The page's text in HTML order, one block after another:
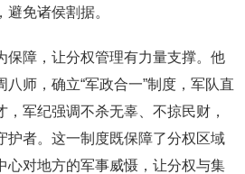
免诸侯割据。
保障，让分权管理有力量支撑。他
师，确立“军政合一”制度，军队直
，军纪强调不杀无辜、不掠民财，
护者。这一制度既保障了分权区域
心对地方的军事威慑，让分权与集